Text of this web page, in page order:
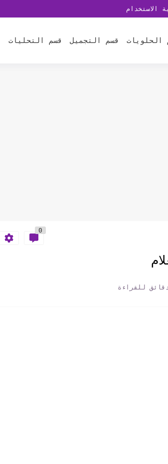
الاستخدام
الحلويات قسم التجميل قسم التحليات
0